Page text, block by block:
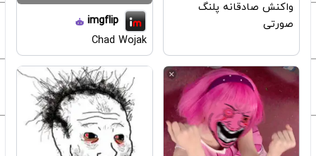
واکنش صادقانه پلنگ
صورتی
imgflip
Chad Wojak